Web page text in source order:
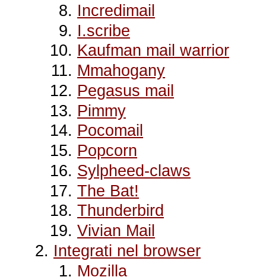
Incredimail
I.scribe
Kaufman mail warrior
Mmahogany
Pegasus mail
Pimmy
Pocomail
Popcorn
Sylpheed-claws
The Bat!
Thunderbird
Vivian Mail
Integrati nel browser
Mozilla